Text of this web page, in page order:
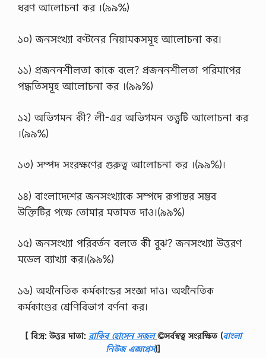
ধরণ আলােচনা কর ।(৯৯%)
১০) জনসংখ্যা বণ্টনের নিয়ামকসমূহ আলােচনা কর।
১১) প্রজননশীলতা কাকে বলে? প্রজননশীলতা পরিমাপের
পদ্ধতিসমূহ আলােচনা কর ।(৯৯%)
১২) অভিগমন কী? লী-এর অভিগমন তত্ত্বটি আলােচনা কর
।(৯৯%)
১৩) সম্পদ সংরক্ষণের গুরুত্ব আলােচনা কর ।(৯৯%)।
১৪) বাংলাদেশের জনসংখ্যাকে সম্পদে রূপান্তর সম্ভব
উক্তিটির পক্ষে তােমার মতামত দাও।(৯৯%)
১৫) জনসংখ্যা পরিবর্তন বলতে কী বুঝ? জনসংখ্যা উত্তরণ
মডেল ব্যাখ্যা কর।(৯৯%)
১৬) অর্থনৈতিক কর্মকান্ডের সংজ্ঞা দাও। অর্থনৈতিক
কর্মকাণ্ডের শ্রেণিবিভাগ বর্ণনা কর।
[ বি:দ্র: উত্তর দাতা: রাকিব হোসেন সজল ©সর্বস্বত্ব সংরক্ষিত (বাংলা
নিউজ এক্সপ্রেস)]